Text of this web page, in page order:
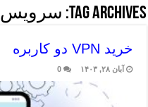
Tag Archives: سرویس vpn دو کاربره
خرید VPN دو کاربره
آبان ۲۸, ۱۴۰۳ 0